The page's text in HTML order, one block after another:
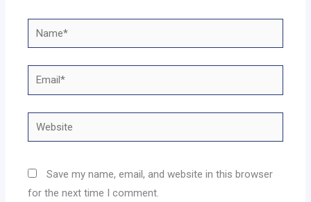
Name*
Email*
Website
Save my name, email, and website in this browser
for the next time I comment.